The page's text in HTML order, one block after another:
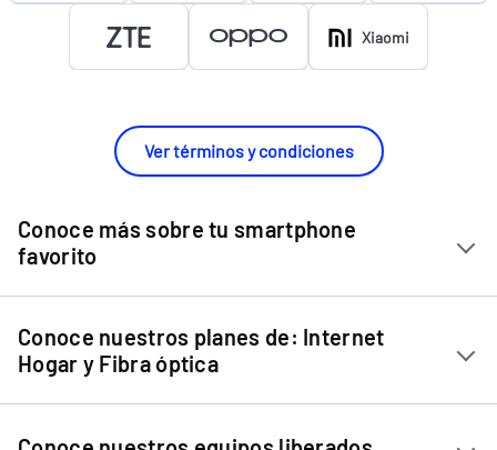
Xiaomi
Ver términos y condiciones
Conoce más sobre tu smartphone
favorito
Chip Entel
Apple iPhone 11
Apple iPhone 12 Mini
Conoce nuestros planes de: Internet
Hogar y Fibra óptica
Internet Hogar